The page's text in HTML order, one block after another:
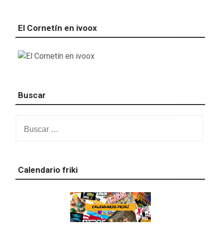
El Cornetín en ivoox
Buscar
Calendario friki